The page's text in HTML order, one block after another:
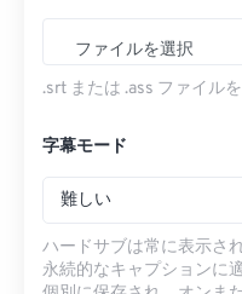
ファイルを選択
.srt または .ass ファイル
字幕モード
難しい
ハードサブは常に表示さ
永続的なキャプションに